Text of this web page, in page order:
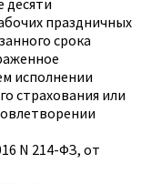
праздничных
срока
исполнении
страхования или
N 214-ФЗ, от